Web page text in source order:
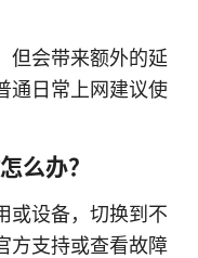
但会带来额外的延
通日常上网建议使
么办？
或设备，切换到不
方支持或查看故障